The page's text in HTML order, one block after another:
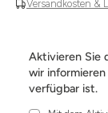
Versandkosten &
Aktivieren Sie
wir
verfügbar ist.